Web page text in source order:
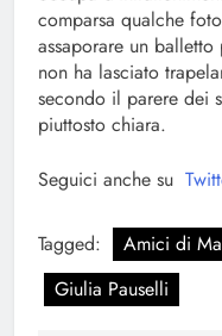
comparsa qualche
assaporare un balletto
non ha lasciato
secondo il parere dei
piuttosto chiara.
Seguici anche su
Tagged:
Amici di
Giulia Pauselli